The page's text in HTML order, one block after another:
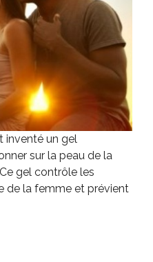
inventé un gel
sur la peau de la
gel contrôle les
de la femme et prévient